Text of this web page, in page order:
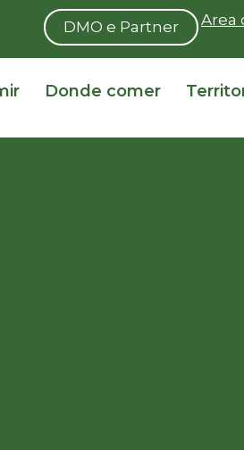
DMO e Partner Area
Donde comer